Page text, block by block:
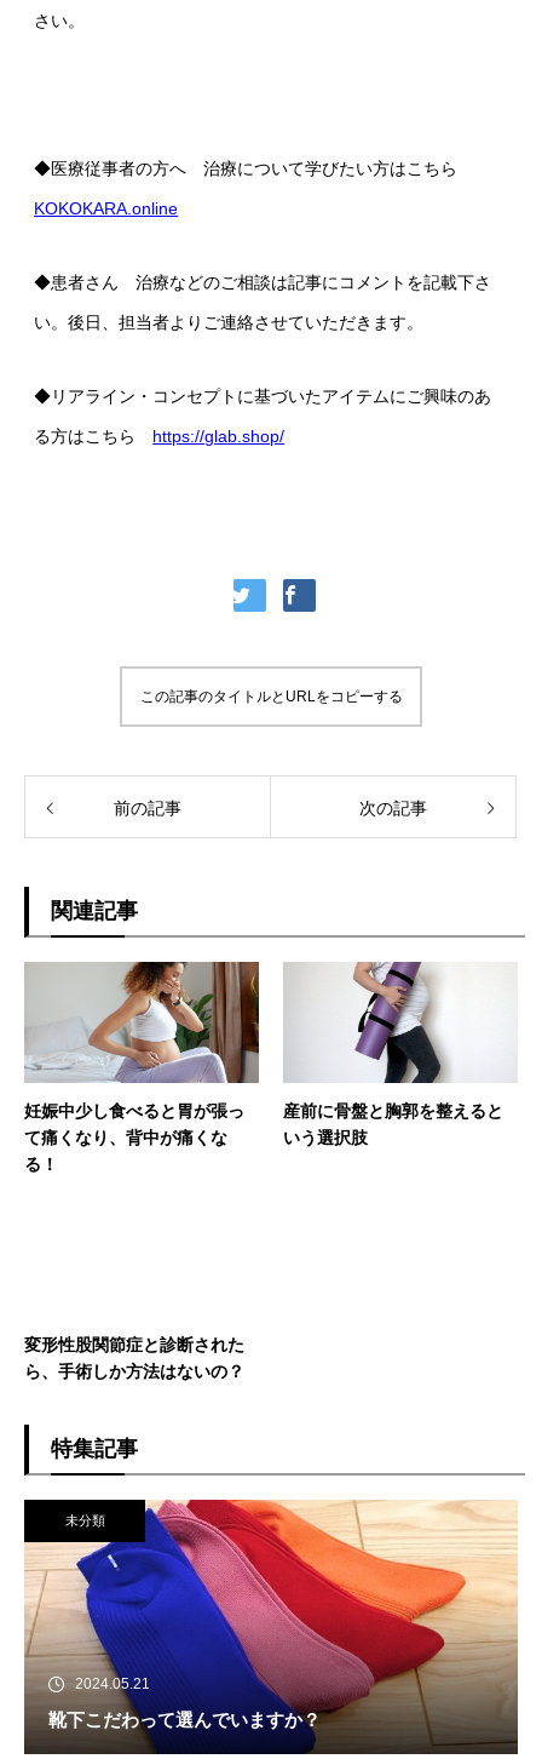
さい。
◆医療従事者の方へ 治療について学びたい方はこちら
KOKOKARA.online
◆患者さん 治療などのご相談は記事にコメントを記載下さ
い。後日、担当者よりご連絡させていただきます。
◆リアライン・コンセプトに基づいたアイテムにご興味のあ
る方はこちら https://glab.shop/
この記事のタイトルとURLをコピーする
前の記事 次の記事
関連記事
妊娠中少し食べると胃が張っ
て痛くなり、背中が痛くな
る！
産前に骨盤と胸郭を整えると
いう選択肢
変形性股関節症と診断された
ら、手術しか方法はないの？
特集記事
未分類
2024.05.21
靴下こだわって選んでいますか？